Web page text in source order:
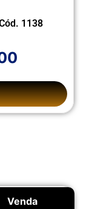
1138
Venda